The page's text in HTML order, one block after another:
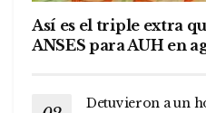
Así es el triple extra
ANSES para AUH en
Detuvieron a un